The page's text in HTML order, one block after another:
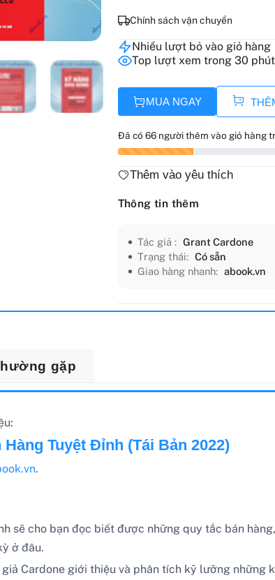
Chính sách vận chuyển
Nhiều lượt bỏ vào giỏ hàng
Top lượt xem trong 30
MUA NGAY
Đã có 66 người thêm vào giỏ hàng
Thêm vào yêu thích
Thông tin thêm
Tác giả : Grant Cardone
Trạng thái: Có sẵn
Giao hàng nhanh: abook.vn
gặp
Tuyệt Đỉnh (Tái Bản 2022)
.
sẽ cho bạn đọc biết được những quy tắc bán
ở đâu.
Cardone giới thiệu và phân tích kỹ lưỡng